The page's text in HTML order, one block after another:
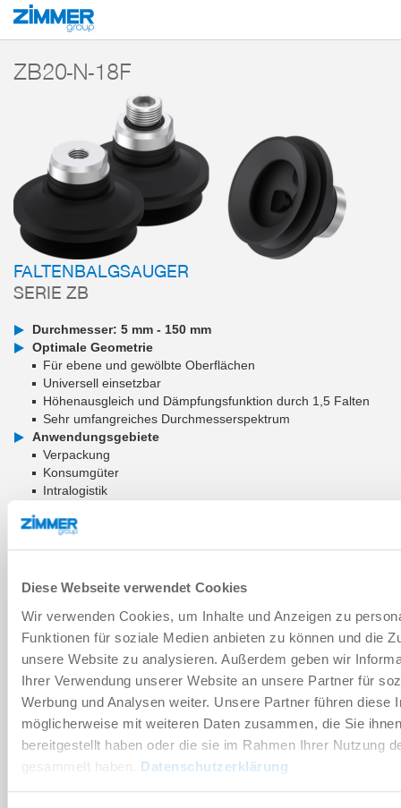
Diese Webseite verwendet Cookies
Wir verwenden Cookies, um Inhalte und Anzeigen zu
Funktionen für soziale Medien anbieten zu können und die
unsere Website zu analysieren. Außerdem geben wir
Ihrer Verwendung unserer Website an unsere Partner für
Werbung und Analysen weiter. Unsere Partner führen diese
möglicherweise mit weiteren Daten zusammen, die Sie ihnen
bereitgestellt haben oder die sie im Rahmen Ihrer Nutzung
gesammelt haben. Datenschutzerklärung
Start Produkte
ZB20-N-18F
FALTENBALGSAUGER
SERIE ZB
Durchmesser: 5 mm - 150 mm
Optimale Geometrie
Für ebene und gewölbte Oberflächen
Universell einsetzbar
Höhenausgleich und Dämpfungsfunktion durch 1,5 Falten
Sehr umfangreiches Durchmesserspektrum
Anwendungsgebiete
Verpackung
Konsumgüter
Intralogistik
ZUM WARENKORB HINZUFÜGEN
ZUM VERGLEICH HINZUFÜGEN
Technische Daten
Verschleißteil